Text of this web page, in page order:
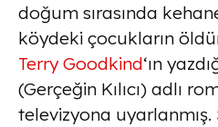
doğum sırasında
köydeki çocukların
Terry Goodkind‘ın
(Gerçeğin Kılıcı) adlı
televizyona uyarlanmış.